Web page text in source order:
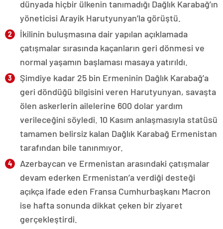
dünyada hiçbir ülkenin tanımadığı Dağlık Karabağ’ın
yöneticisi Arayik Harutyunyan’la görüştü.
İkilinin buluşmasına dair yapılan açıklamada
çatışmalar sırasında kaçanların geri dönmesi ve
normal yaşamın başlaması masaya yatırıldı.
Şimdiye kadar 25 bin Ermeninin Dağlık Karabağ’a
geri döndüğü bilgisini veren Harutyunyan, savaşta
ölen askerlerin ailelerine 600 dolar yardım
verileceğini söyledi. 10 Kasım anlaşmasıyla statüsü
tamamen belirsiz kalan Dağlık Karabağ Ermenistan
tarafından bile tanınmıyor.
Azerbaycan ve Ermenistan arasındaki çatışmalar
devam ederken Ermenistan’a verdiği desteği
açıkça ifade eden Fransa Cumhurbaşkanı Macron
ise hafta sonunda dikkat çeken bir ziyaret
gerçekleştirdi.